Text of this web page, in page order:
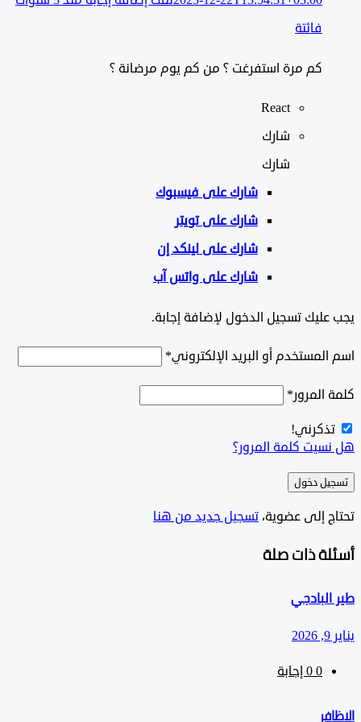
كم مرة استفرغت ؟ من كم يوم مرضانة ؟
React
شارك
شارك علىفيسبوك
شارك على تويتر
شارك على لينكد إن
شارك على واتس آب
تسجيل الدخول لإضافة إجابة.
أو البريد الإلكتروني*
*
كلمة المرور؟
دخول
إلى عضوية،‫تسجيل جديد من هنا
ذات صلة